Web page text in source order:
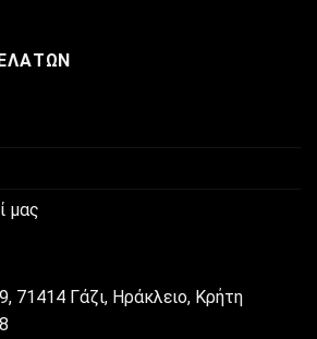
μας
71414 Γάζι, Ηράκλειο, Κρήτη